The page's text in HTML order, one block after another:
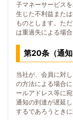
子マネーサービス
生じた不利益また
ものとします。た
は重過失による場合
第20条（通知
当社が、会員に対
の方法による場合
ールアドレス等に
通知の到達が遅延
するであろうとき